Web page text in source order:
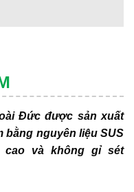
Đức được sản xuất
bằng nguyên liệu SUS
cao và không gỉ sét